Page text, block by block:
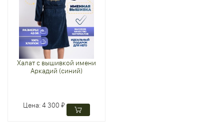
Халат с вышивкой имени
Аркадий (синий)
Цена:4 300 ₽